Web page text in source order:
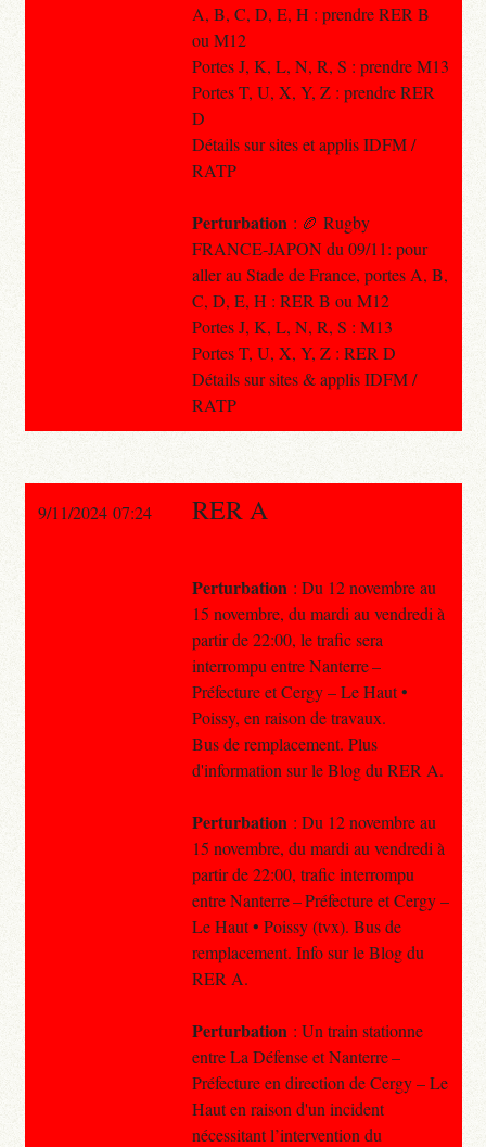
A, B, C, D, E, H : prendre RER B
ou M12
Portes J, K, L, N, R, S : prendre M13
Portes T, U, X, Y, Z : prendre RER
D
Détails sur sites et applis IDFM /
RATP
Perturbation : 🏉 Rugby
FRANCE-JAPON du 09/11: pour
aller au Stade de France, portes A, B,
C, D, E, H : RER B ou M12
Portes J, K, L, N, R, S : M13
Portes T, U, X, Y, Z : RER D
Détails sur sites & applis IDFM /
RATP
9/11/2024 07:24 RER A
Perturbation : Du 12 novembre au
15 novembre, du mardi au vendredi à
partir de 22:00, le trafic sera
interrompu entre Nanterre –
Préfecture et Cergy – Le Haut •
Poissy, en raison de travaux.
Bus de remplacement. Plus
d'information sur le Blog du RER A.
Perturbation : Du 12 novembre au
15 novembre, du mardi au vendredi à
partir de 22:00, trafic interrompu
entre Nanterre – Préfecture et Cergy –
Le Haut • Poissy (tvx). Bus de
remplacement. Info sur le Blog du
RER A.
Perturbation : Un train stationne
entre La Défense et Nanterre –
Préfecture en direction de Cergy – Le
Haut en raison d'un incident
nécessitant l’intervention du